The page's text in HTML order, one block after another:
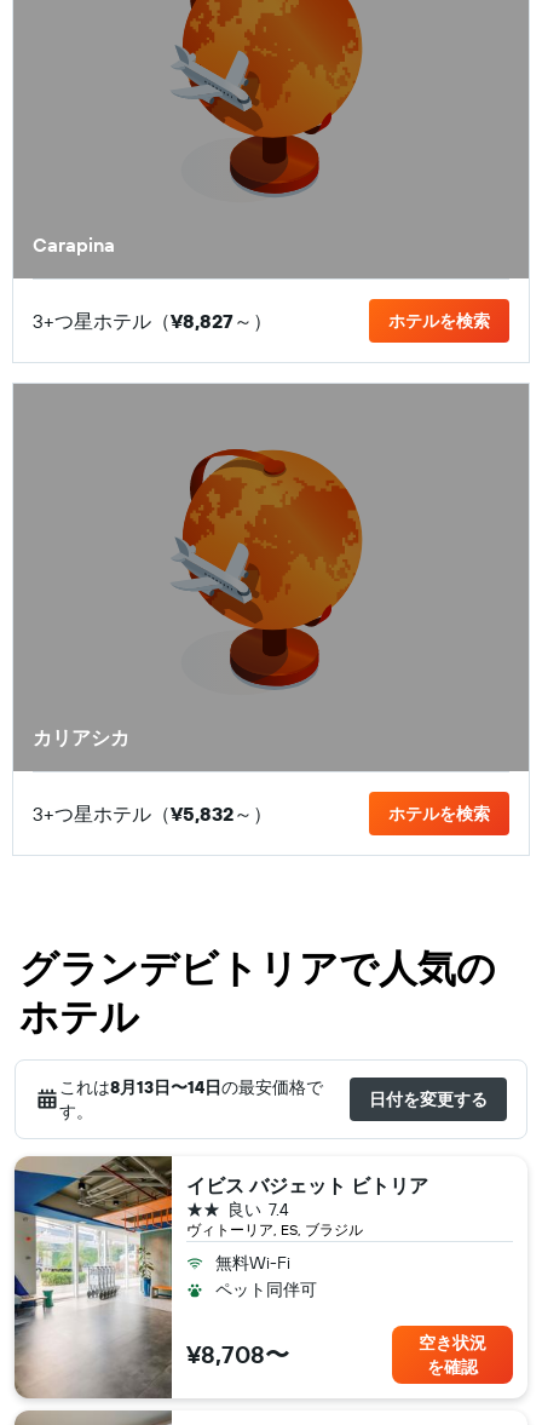
Carapina
3+つ星ホテル（¥8,827​～） ホテルを検索
カリアシカ
3+つ星ホテル（¥5,832​～） ホテルを検索
グランデビトリアで人気の
ホテル
これは8月13日​〜14日の最安価格で
す。
日付を変更する
イビス バジェット ビトリア
ヴィトーリア, ES, ブラジル
7.4
良い
2つ星
無料Wi-Fi
ペット同伴可
¥8,708〜
空き状況
を確認